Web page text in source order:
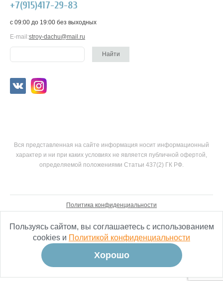
+7(915)417-29-83
c 09:00 до 19:00 без выходных
E-mail:stroy-dachu@mail.ru
Вся представленная на сайте информация носит информационный
характер и ни при каких условиях не является публичной офертой,
определяемой положениями Статьи 437(2) ГК РФ.
Политика конфиденциальности
разработка сайтов
Пользуясь сайтом, вы соглашаетесь с использованием
cookies и Политикой конфиденциальности
Хорошо